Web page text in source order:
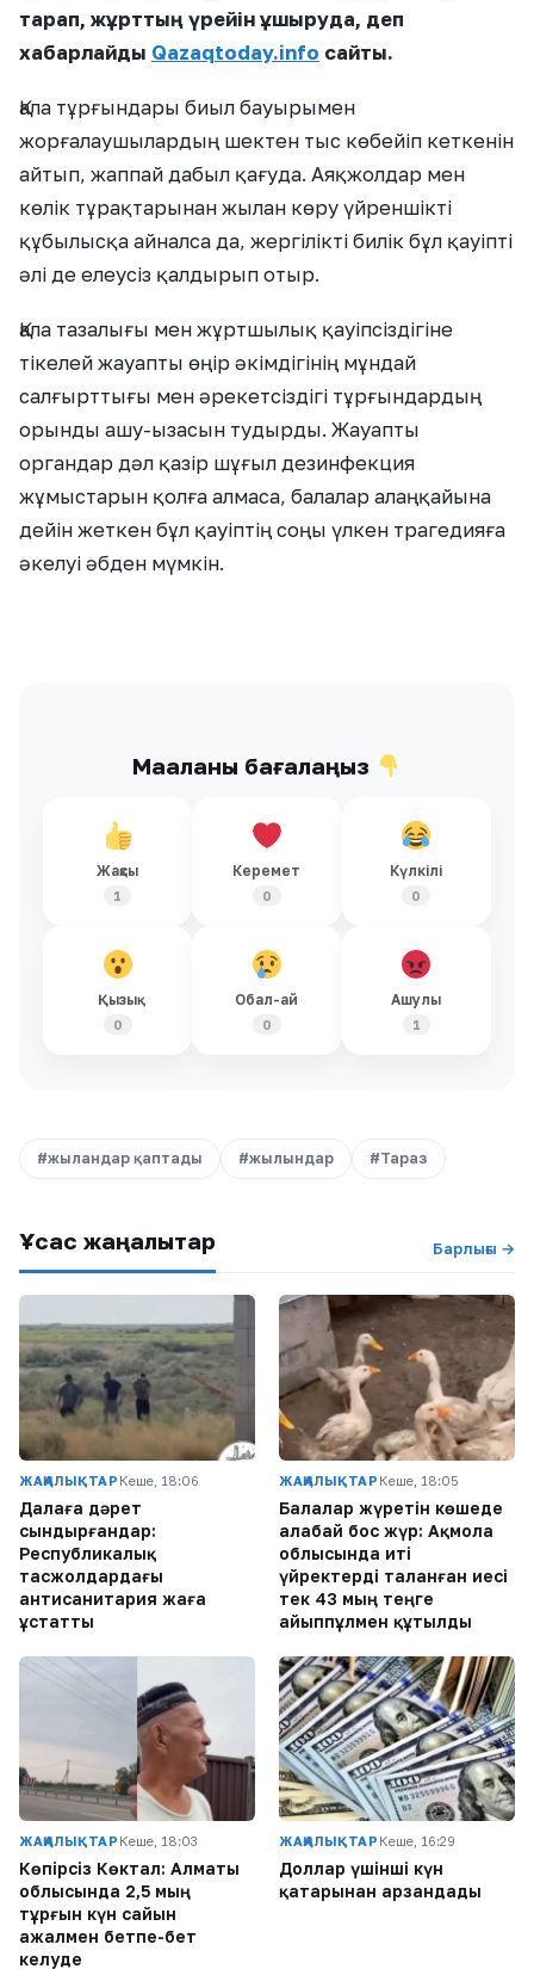
тарап, жұрттың үрейін ұшыруда, деп
хабарлайды Qazaqtoday.info сайты.
Қала тұрғындары биыл бауырымен
жорғалаушылардың шектен тыс көбейіп кеткенін
айтып, жаппай дабыл қағуда. Аяқжолдар мен
көлік тұрақтарынан жылан көру үйреншікті
құбылысқа айналса да, жергілікті билік бұл қауіпті
әлі де елеусіз қалдырып отыр.
Қала тазалығы мен жұртшылық қауіпсіздігіне
тікелей жауапты өңір әкімдігінің мұндай
салғырттығы мен әрекетсіздігі тұрғындардың
орынды ашу-ызасын тудырды. Жауапты
органдар дәл қазір шұғыл дезинфекция
жұмыстарын қолға алмаса, балалар алаңқайына
дейін жеткен бұл қауіптің соңы үлкен трагедияға
әкелуі әбден мүмкін.
Мақаланы бағалаңыз
Жақсы
1
Керемет
0
Күлкілі
0
Қызық
0
Обал-ай
0
Ашулы
1
#жыландар қаптады #жылындар #Тараз
Ұқсас жаңалықтар Барлығы →
ЖАҢАЛЫҚТАР Кеше, 18:06
Далаға дәрет
сындырғандар:
Республикалық
тасжолдардағы
антисанитария жаға
ұстатты
ЖАҢАЛЫҚТАР Кеше, 18:05
Балалар жүретін көшеде
алабай бос жүр: Ақмола
облысында иті
үйректерді таланған иесі
тек 43 мың теңге
айыппұлмен құтылды
ЖАҢАЛЫҚТАР Кеше, 18:03
Көпірсіз Көктaл: Алматы
облысында 2,5 мың
тұрғын күн сайын
ажалмен бетпе-бет
келуде
ЖАҢАЛЫҚТАР Кеше, 16:29
Доллар үшінші күн
қатарынан арзандады